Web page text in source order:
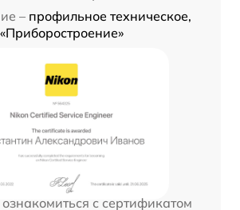
– профильное техническое,
«Приборостроение»
с сертификатом